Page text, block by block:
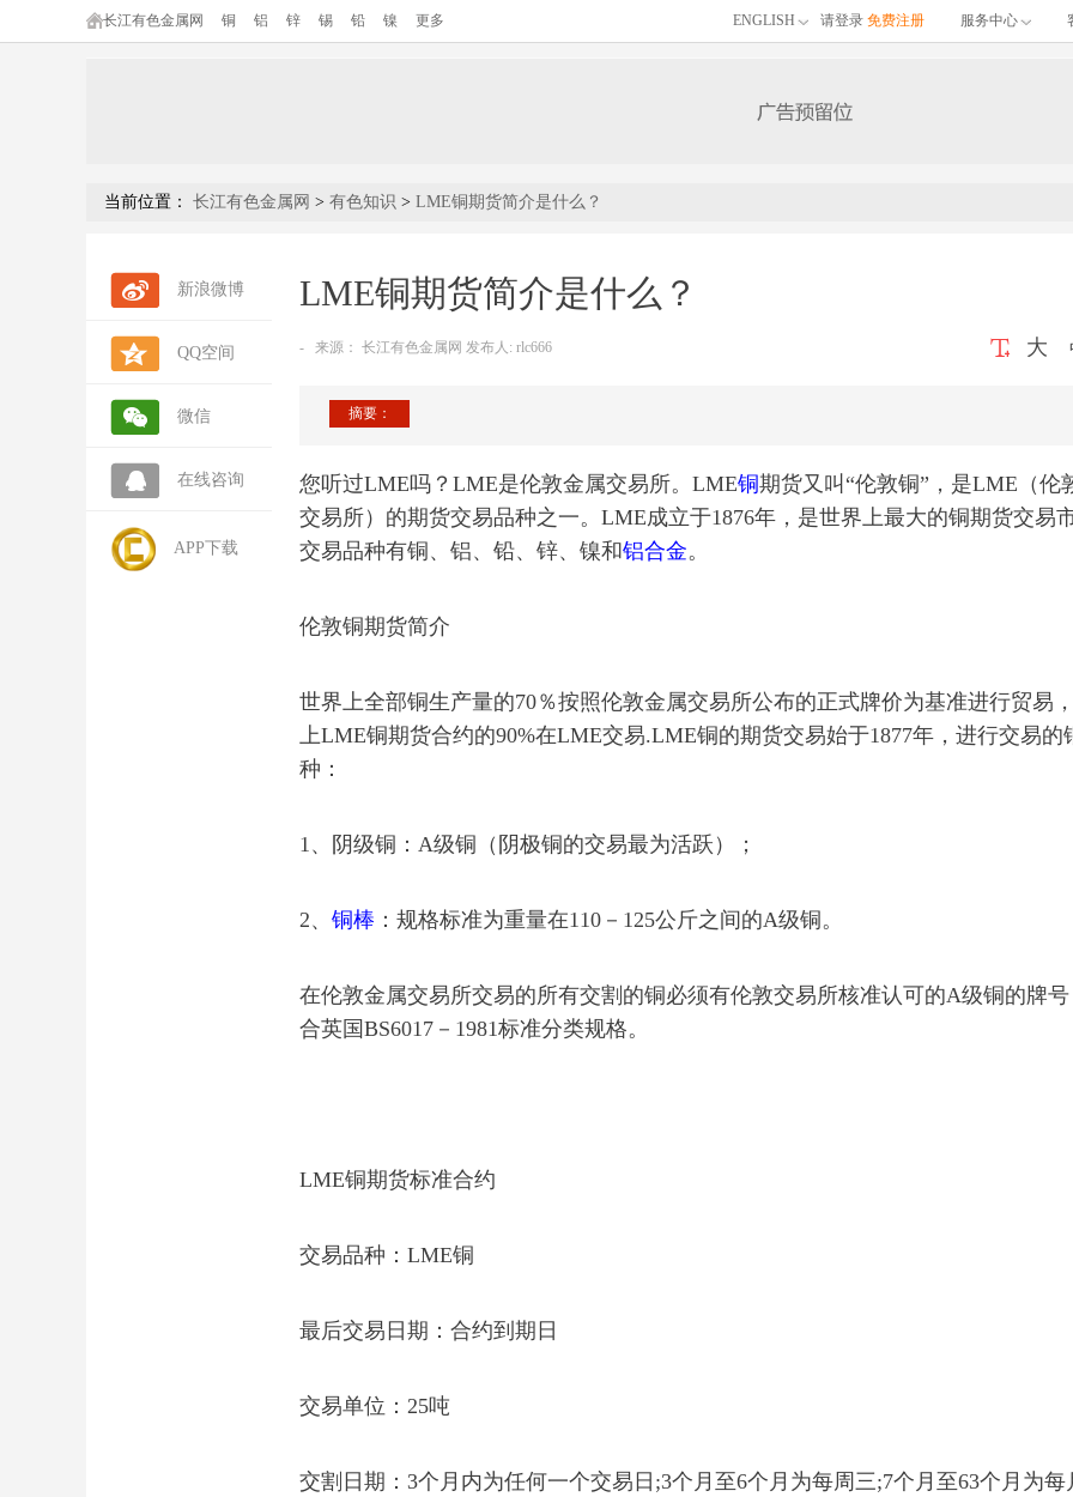
长江有色金属网 铜 铝 锌 锡 铅 镍 更多 ENGLISH 请登录 免费注册 服务中心
当前位置： 长江有色金属网 > 有色知识 > LME铜期货简介是什么？
新浪微博
QQ空间
微信
在线咨询
APP下载
LME铜期货简介是什么？
- 来源： 长江有色金属网 发布人: rlc666 大
摘要：
您听过LME吗？LME是伦敦金属交易所。LME铜期货又叫“伦敦铜”，是LME（伦
交易所）的期货交易品种之一。LME成立于1876年，是世界上最大的铜期货交易
交易品种有铜、铝、铅、锌、镍和铝合金。
伦敦铜期货简介
世界上全部铜生产量的70％按照伦敦金属交易所公布的正式牌价为基准进行贸易
上LME铜期货合约的90%在LME交易.LME铜的期货交易始于1877年，进行交易的
种：
1、阴级铜：A级铜（阴极铜的交易最为活跃）；
2、 铜棒 ：规格标准为重量在110－125公斤之间的A级铜。
在伦敦金属交易所交易的所有交割的铜必须有伦敦交易所核准认可的A级铜的牌
合英国BS6017－1981标准分类规格。
LME铜期货标准合约
交易品种：LME铜
最后交易日期：合约到期日
交易单位：25吨
交割日期：3个月内为任何一个交易日;3个月至6个月为每周三;7个月至63个月为每